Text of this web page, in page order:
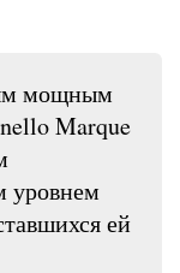
мощным
Marque
уровнем
ей